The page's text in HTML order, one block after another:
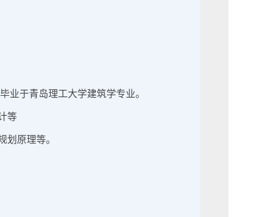
业于青岛理工大学建筑学专业。
等
划原理等。